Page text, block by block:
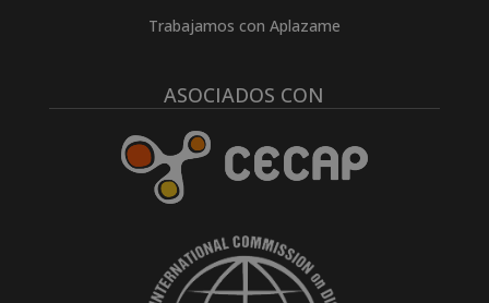
Trabajamos con Aplazame
ASOCIADOS CON